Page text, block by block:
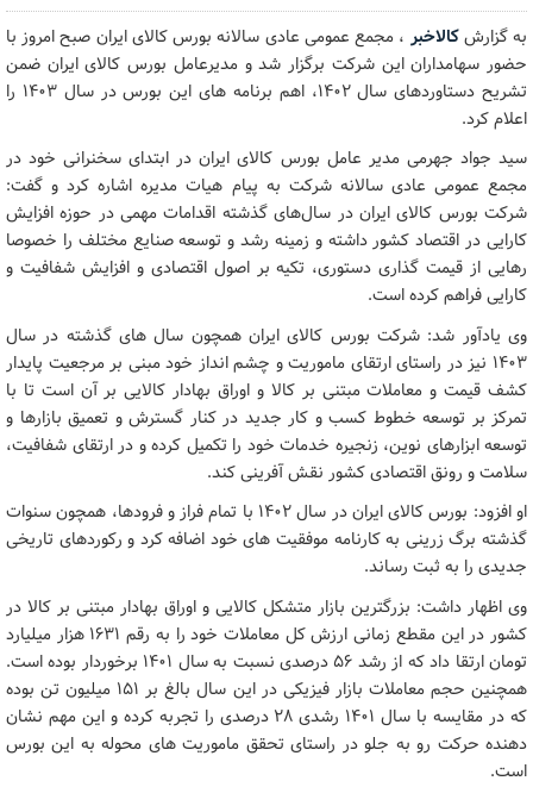
به گزارشکالاخبر ، مجمع عمومی عادی سالانه بورس کالای ایران صبح امروز با
حضور سهامداران این شرکت برگزار شد و مدیرعامل بورس کالای ایران ضمن
تشریح دستاوردهای سال ۱۴۰۲، اهم برنامه های این بورس در سال ۱۴۰۳ را
اعلام کرد.
سید جواد جهرمی مدیر عامل بورس کالای ایران در ابتدای سخنرانی خود در
مجمع عمومی عادی سالانه شرکت به پیام هیات مدیره اشاره کرد و گفت:
شرکت بورس کالای ایران در سال‌های گذشته اقدامات مهمی در حوزه افزایش
کارایی در اقتصاد کشور داشته و زمینه رشد و توسعه صنایع مختلف را خصوصا
رهایی از قیمت گذاری دستوری، تکیه بر اصول اقتصادی و افزایش شفافیت و
کارایی فراهم کرده است.
وی یادآور شد: شرکت بورس کالای ایران همچون سال های گذشته در سال
۱۴۰۳ نیز در راستای ارتقای ماموریت و چشم انداز خود مبنی بر مرجعیت پایدار
کشف قیمت و معاملات مبتنی بر کالا و اوراق بهادار کالایی بر آن است تا با
تمرکز بر توسعه خطوط کسب و کار جدید در کنار گسترش و تعمیق بازارها و
توسعه ابزارهای نوین، زنجیره خدمات خود را تکمیل کرده و در ارتقای شفافیت،
سلامت و رونق اقتصادی کشور نقش آفرینی کند.
او افزود: بورس کالای ایران در سال ۱۴۰۲ با تمام فراز و فرودها، همچون سنوات
گذشته برگ زرینی به کارنامه موفقیت های خود اضافه کرد و رکوردهای تاریخی
جدیدی را به ثبت رساند.
وی اظهار داشت: بزرگترین بازار متشکل کالایی و اوراق بهادار مبتنی بر کالا در
کشور در این مقطع زمانی ارزش کل معاملات خود را به رقم ۱۶۳۱ هزار میلیارد
تومان ارتقا داد که از رشد ۵۶ درصدی نسبت به سال ۱۴۰۱ برخوردار بوده است.
همچنین حجم معاملات بازار فیزیکی در این سال بالغ بر ۱۵۱ میلیون تن بوده
که در مقایسه با سال ۱۴۰۱ رشدی ۲۸ درصدی را تجربه کرده و این مهم نشان
دهنده حرکت رو به جلو در راستای تحقق ماموریت های محوله به این بورس
است.